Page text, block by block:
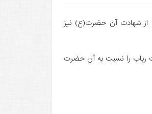
از شهادت آن حضرت(ع) نیز
رباب را نسبت به آن حضرت